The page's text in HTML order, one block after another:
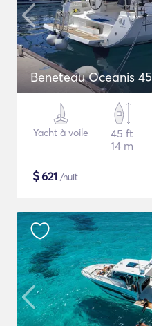
Beneteau Oceanis 45
Yacht à voile
45 ft
14 m
$621 /nuit